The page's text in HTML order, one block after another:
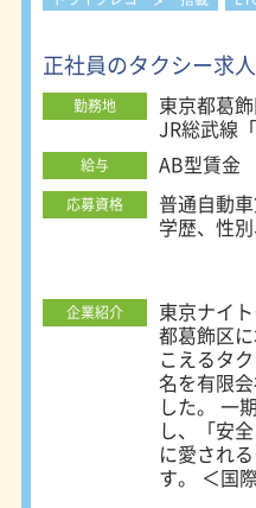
正社員のタクシー求
勤務地
東京都葛
JR総武線
給与 AB型賃金
応募資格
普通自動
学歴、性
企業紹介
東京ナイ
都葛飾区
こえるタ
名を有限
した。 一
し、「安
に愛され
す。 ＜国際自動車グループ加盟で安